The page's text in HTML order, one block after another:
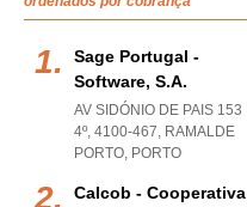
Sage Portugal -
Software, S.a.
AV SIDÓNIO DE PAIS 153
4º, 4100-467, RAMALDE
PORTO, PORTO
Calcob - Cooperativa